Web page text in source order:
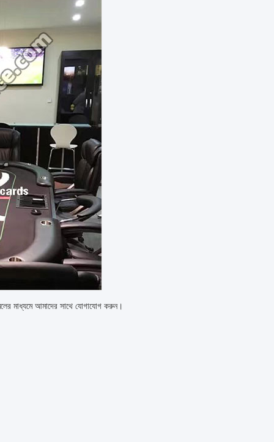
মাধ্যমে আমাদের সাথে যোগাযোগ করুন।